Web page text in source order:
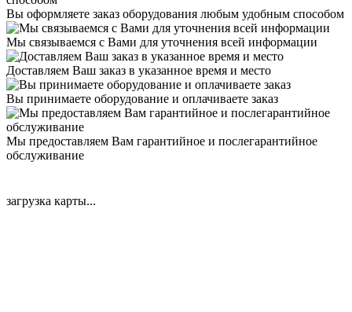
Вы оформляете заказ оборудования любым удобным способом
Мы связываемся с Вами для уточнения всей информации
Доставляем Ваш заказ в указанное время и место
Вы принимаете оборудование и оплачиваете заказ
Мы предоставляем Вам гарантийное и послегарантийное
обслуживание
загрузка карты...